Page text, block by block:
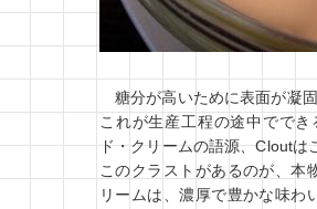
糖分が高いために表面が凝
これが生産工程の途中でで
ド・クリームの語源、Cloutは
このクラストがあるのが、本
リームは、濃厚で豊かな味わ